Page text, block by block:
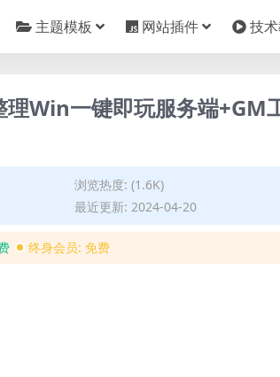
主题模板 网站插件 技
Win一键即玩服务端+GM
浏览热度: (1.6K)
最近更新: 2024-04-20
终身会员: 免费